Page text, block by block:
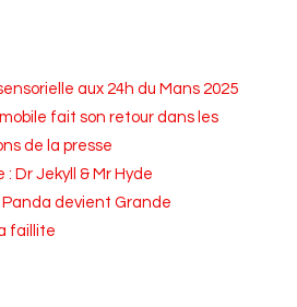
aux 24h du Mans 2025
fait son retour dans les
de la presse
: Dr Jekyll & Mr Hyde
Panda devient Grande
faillite